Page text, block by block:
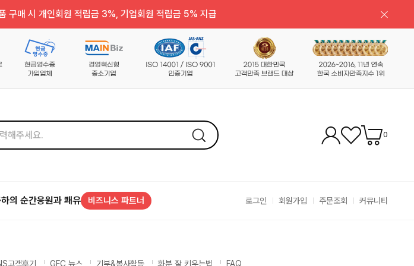
구매 시 개인회원 적립금 3%, 기업회원 적립금 5% 지급
0
의 순간응원과 쾌유 비즈니스 파트너 로그인 회원가입 주문조회 커뮤니티
고객후기 GFC 뉴스 기부&봉사활동 화분 잘 키우는법 FAQ